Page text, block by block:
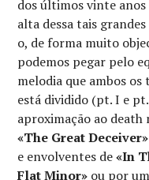
dos últimos vinte
alta dessa tais
o, de forma muito
podemos pegar pelo
melodia que ambos
está dividido (pt. I e
aproximação ao
«The Great Deceiver»
e envolventes de«In
Flat Minor» ou por